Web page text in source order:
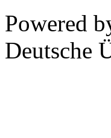
Powered
Deutsche